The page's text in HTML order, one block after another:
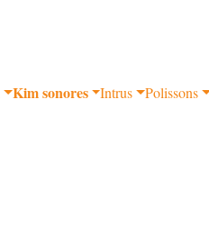
Kim sonores Intrus Polissons